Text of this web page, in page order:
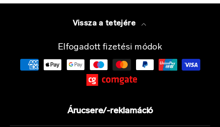
Vissza a tetejére
Elfogadott fizetési módok
Árucsere/-reklamáció